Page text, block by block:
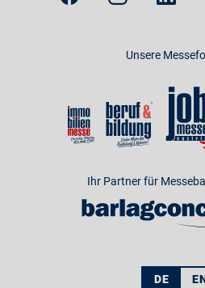
Unsere
Ihr Partner für
DE